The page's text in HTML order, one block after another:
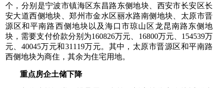
个，分别是宁波市镇海区东昌路东侧地块、西安市长安区长
安大道西侧地块、郑州市金水区丽水路南侧地块、太原市晋
源区和平南路西侧地块以及海口市琼山区龙昆南路东侧地
块，需要支付价款分别为160826万元、16800万元、154539万
元、40045万元和31119万元。其中，太原市晋源区和平南路
西侧地块为商住，其余为住宅用地。
重点房企土储下降